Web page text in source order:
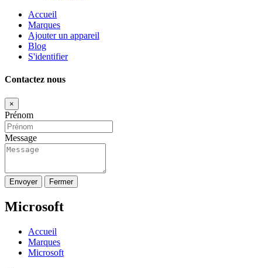
Accueil
Marques
Ajouter un appareil
Blog
S'identifier
Contactez nous
×
Prénom
Message
Envoyer Fermer
Microsoft
Accueil
Marques
Microsoft